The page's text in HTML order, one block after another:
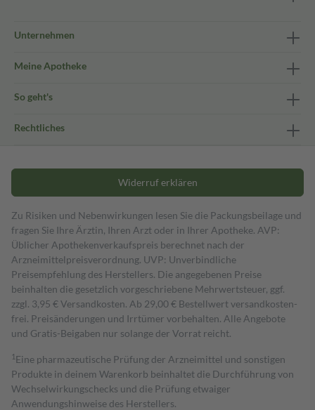
Unternehmen
Meine Apotheke
So geht's
Rechtliches
Widerruf erklären
Zu Risiken und Nebenwirkungen lesen Sie die Packungsbeilage und
fragen Sie Ihre Ärztin, Ihren Arzt oder in Ihrer Apotheke. AVP:
Üblicher Apothekenverkaufspreis berechnet nach der
Arzneimittelpreisverordnung. UVP: Unverbindliche
Preisempfehlung des Herstellers. Die angegebenen Preise
beinhalten die gesetzlich vorgeschriebene Mehrwertsteuer, ggf.
zzgl. 3,95 € Versandkosten. Ab 29,00 € Bestell­wert versand­kosten­
frei. Preisänderungen und Irrtümer vorbehalten. Alle Angebote
und Gratis-Beigaben nur solange der Vorrat reicht.
1 Eine pharmazeutische Prüfung der Arzneimittel und sonstigen
Produkte in deinem Warenkorb beinhaltet die Durchführung von
Wechselwirkungschecks und die Prüfung etwaiger
Anwendungshinweise des Herstellers.